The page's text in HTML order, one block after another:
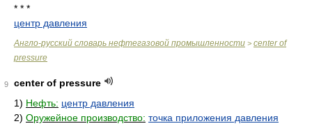
* * *
центр давления
Англо-русский словарь нефтегазовой промышленности > center of
pressure
9
center of pressure
1) Нефть: центр давления
2) Оружейное производство: точка приложения давления